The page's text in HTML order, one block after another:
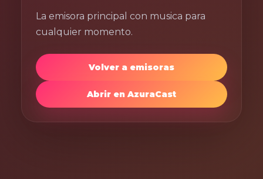
La emisora principal con musica para
cualquier momento.
Volver a emisoras
Abrir en AzuraCast